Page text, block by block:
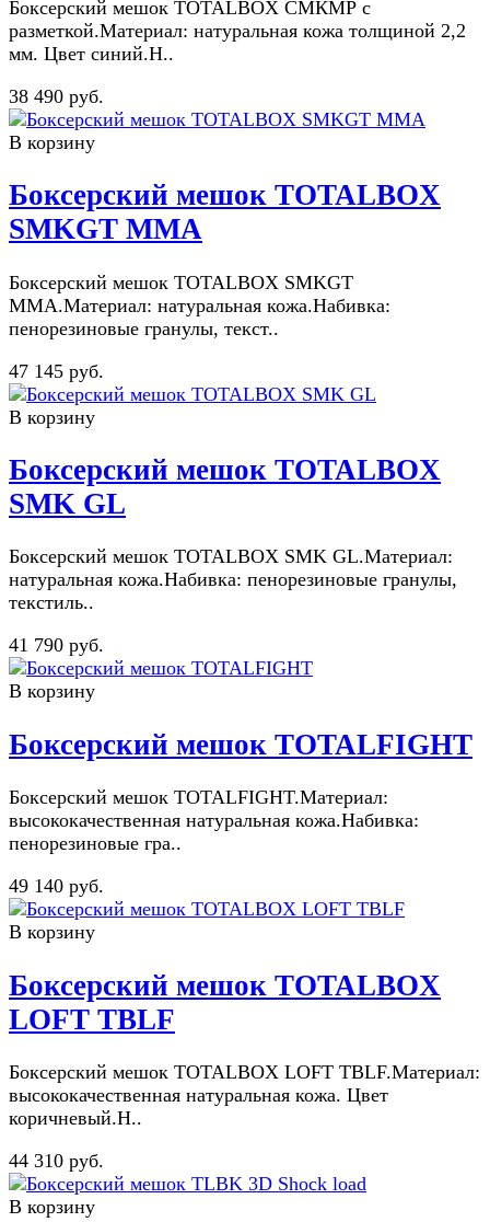
Боксерский мешок TOTALBOX СМКМР с
разметкой.Материал: натуральная кожа толщиной 2,2
мм. Цвет синий.Н..
38 490 руб.
В корзину
Боксерский мешок TOTALBOX
SMKGT ММА
Боксерский мешок TOTALBOX SMKGT
ММА.Материал: натуральная кожа.Набивка:
пенорезиновые гранулы, текст..
47 145 руб.
В корзину
Боксерский мешок TOTALBOX
SMK GL
Боксерский мешок TOTALBOX SMK GL.Материал:
натуральная кожа.Набивка: пенорезиновые гранулы,
текстиль..
41 790 руб.
В корзину
Боксерский мешок TOTALFIGHT
Боксерский мешок TOTALFIGHT.Материал:
высококачественная натуральная кожа.Набивка:
пенорезиновые гра..
49 140 руб.
В корзину
Боксерский мешок TOTALBOX
LOFT TBLF
Боксерский мешок TOTALBOX LOFT TBLF.Материал:
высококачественная натуральная кожа. Цвет
коричневый.Н..
44 310 руб.
В корзину